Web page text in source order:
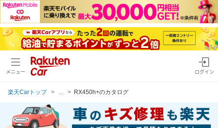
メニュー ログイン
楽天Carトップ RX450h+のカタログ